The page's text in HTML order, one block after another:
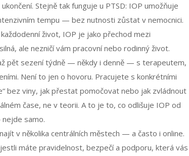
Stejně tak funguje u PTSD: IOP umožňuje
tempu — bez nutnosti zůstat v nemocnici.
život, IOP je jako přechod mezi
ale nezničí vám pracovní nebo rodinný život.
pět sezení týdně — někdy i denně — s terapeutem,
Není to jen o hovoru. Pracujete s konkrétními
bez viny, jak přestat pomočovat nebo jak zvládnout
čase, ne v teorii. A to je to, co odlišuje IOP od
samo.
v několika centrálních městech — a často i online.
máte pravidelnost, bezpečí a podporu, která vás